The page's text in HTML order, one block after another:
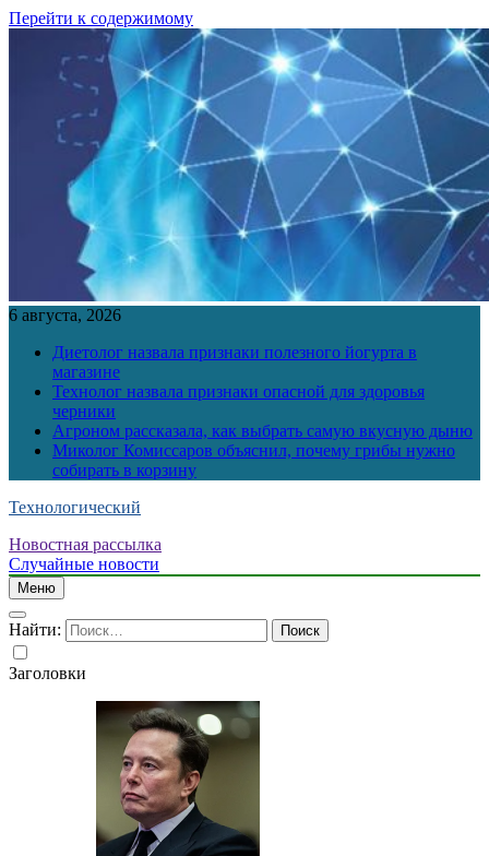
Перейти к содержимому
6 августа, 2026
Диетолог назвала признаки полезного йогурта в
магазине
Технолог назвала признаки опасной для здоровья
черники
Агроном рассказала, как выбрать самую вкусную дыню
Миколог Комиссаров объяснил, почему грибы нужно
собирать в корзину
Технологический
Новостная рассылка
Случайные новости
Меню
Найти:
Заголовки